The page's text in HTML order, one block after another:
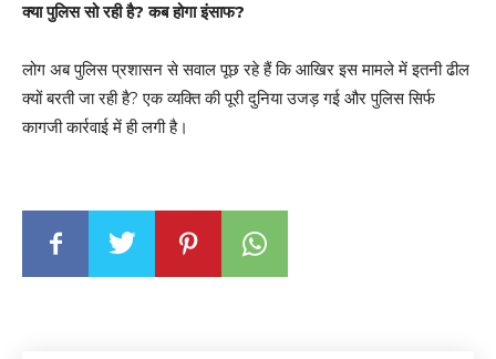
क्या पुलिस सो रही है? कब होगा इंसाफ?
लोग अब पुलिस प्रशासन से सवाल पूछ रहे हैं कि आखिर इस मामले में इतनी ढील
क्यों बरती जा रही है? एक व्यक्ति की पूरी दुनिया उजड़ गई और पुलिस सिर्फ
कागजी कार्रवाई में ही लगी है।